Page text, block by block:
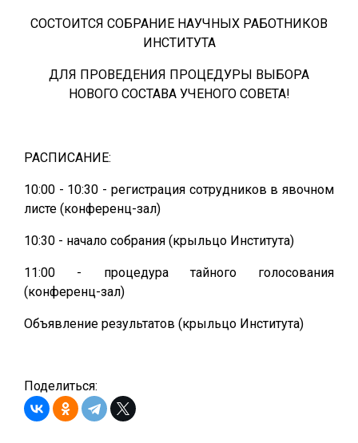
СОСТОИТСЯ СОБРАНИЕ НАУЧНЫХ РАБОТНИКОВ
ИНСТИТУТА
ДЛЯ ПРОВЕДЕНИЯ ПРОЦЕДУРЫ ВЫБОРА
НОВОГО СОСТАВА УЧЕНОГО СОВЕТА!
РАСПИСАНИЕ:
10:00 - 10:30 - регистрация сотрудников в явочном
листе (конференц-зал)
10:30 - начало собрания (крыльцо Института)
11:00 - процедура тайного голосования
(конференц-зал)
Объявление результатов (крыльцо Института)
Поделиться: